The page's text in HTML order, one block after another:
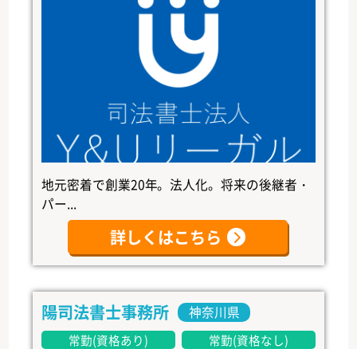
地元密着で創業20年。法人化。将来の後継者・
パー...
詳しくはこちら
陽司法書士事務所 神奈川県
常勤(資格あり) 常勤(資格なし)